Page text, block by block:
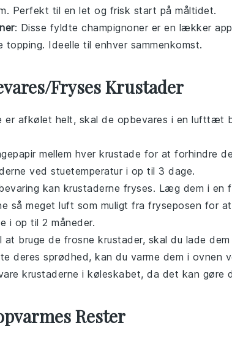
. Perfekt til en let og frisk start på måltidet.
: Disse fyldte champignoner er en lækker
topping. Ideelle til enhver sammenkomst.
Fryses Krustader
er afkølet helt, skal de opbevares i en lufttæt
mellem hver krustade for at forhindre
ved stuetemperatur i op til 3 dage.
kan krustaderne fryses. Læg dem i en
så meget luft som muligt fra fryseposen for
i op til 2 måneder.
at bruge de frosne krustader, skal du lade
deres sprødhed, kan du varme dem i ovnen
krustaderne i køleskabet, da det kan gøre
Rester